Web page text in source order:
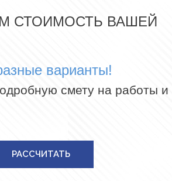
СТОИМОСТЬ ВАШЕЙ
варианты!
смету на работы и
РАССЧИТАТЬ